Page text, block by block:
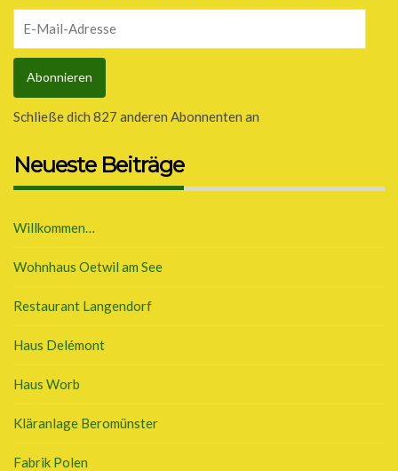
Mail-
Adresse
Abonnieren
Schließe dich 827 anderen Abonnenten an
Neueste Beiträge
Willkommen…
Wohnhaus Oetwil am See
Restaurant Langendorf
Haus Delémont
Haus Worb
Kläranlage Beromünster
Fabrik Polen